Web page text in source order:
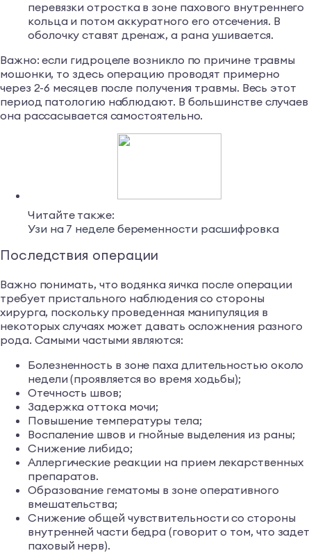
перевязки отростка в зоне пахового внутреннего
кольца и потом аккуратного его отсечения. В
оболочку ставят дренаж, а рана ушивается.
Важно: если гидроцеле возникло по причине травмы
мошонки, то здесь операцию проводят примерно
через 2-6 месяцев после получения травмы. Весь этот
период патологию наблюдают. В большинстве случаев
она рассасывается самостоятельно.
Читайте также:
Узи на 7 неделе беременности расшифровка
Последствия операции
Важно понимать, что водянка яичка после операции
требует пристального наблюдения со стороны
хирурга, поскольку проведенная манипуляция в
некоторых случаях может давать осложнения разного
рода. Самыми частыми являются:
Болезненность в зоне паха длительностью около
недели (проявляется во время ходьбы);
Отечность швов;
Задержка оттока мочи;
Повышение температуры тела;
Воспаление швов и гнойные выделения из раны;
Снижение либидо;
Аллергические реакции на прием лекарственных
препаратов.
Образование гематомы в зоне оперативного
вмешательства;
Снижение общей чувствительности со стороны
внутренней части бедра (говорит о том, что задет
паховый нерв).